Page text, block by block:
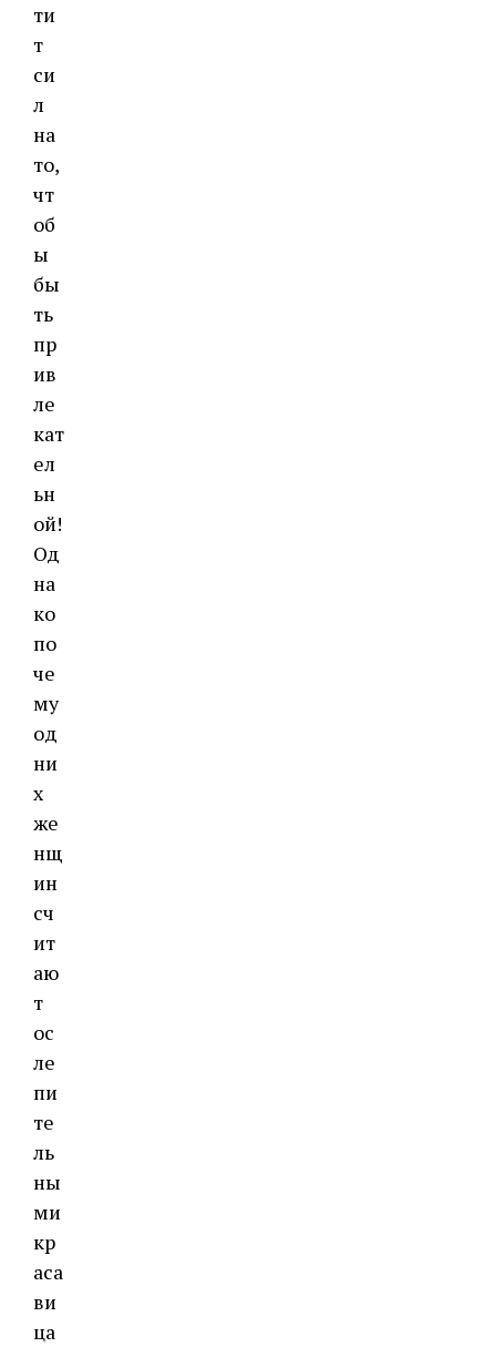
ти
т
си
л
на
то,
чт
об
ы
бы
ть
пр
ив
ле
кат
ел
ьн
ой!
Од
на
ко
по
че
му
од
ни
х
же
нщ
ин
сч
ит
аю
т
ос
ле
пи
те
ль
ны
ми
кр
аса
ви
ца